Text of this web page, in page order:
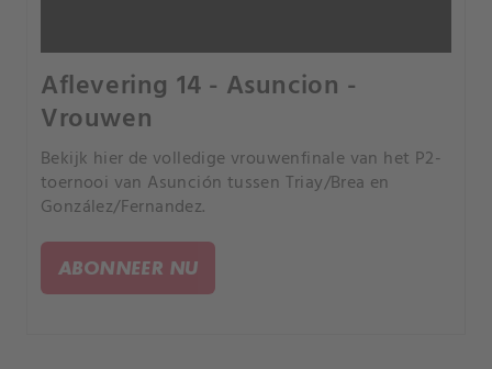
Aflevering 14 - Asuncion -
Vrouwen
Bekijk hier de volledige vrouwenfinale van het P2-
toernooi van Asunción tussen Triay/Brea en
González/Fernandez.
ABONNEER NU